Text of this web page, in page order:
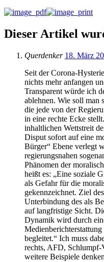
Dieser Artikel
Querdenker 18. März
Seit der Corona-
nichts mehr anfangen
Transparent würde ich
ablehnen. Wie soll man
die jede von der
in eine rechte Ecke
inhaltlichen Wettstreit
Disput sofort auf eine
Bürger“ Ebene verlegt
regierungsnahen
Phänomen der
heißt es: „Eine soziale
als Gefahr für die
gekennzeichnet. Ziel
Unterbindung des als
auf langfristige Sicht.
Dynamik wird durch
begleitet.“ Ich muss
rechts, AFD, Schlumpf-
weitere Beispiele